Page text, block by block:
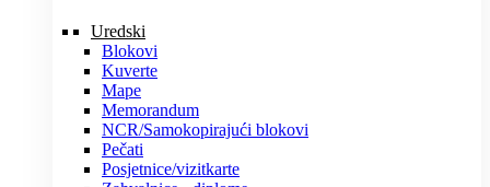
Uredski
Blokovi
Kuverte
Mape
Memorandum
NCR/Samokopirajući blokovi
Pečati
Posjetnice/vizitkarte